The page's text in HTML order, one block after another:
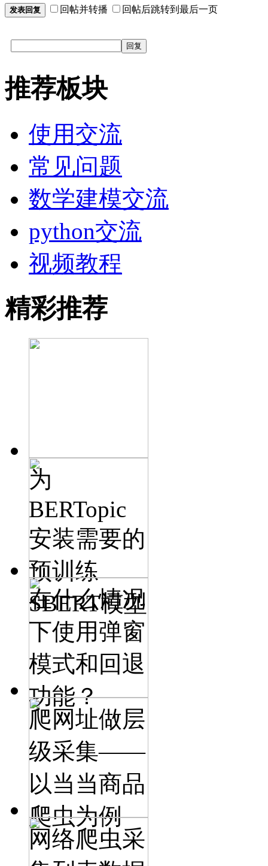
发表回复 回帖并转播 回帖后跳转到最后一页
回复
推荐板块
使用交流
常见问题
数学建模交流
python交流
视频教程
精彩推荐
为
BERTopic
安装需要的
预训练
SBERT模型
在什么情况
下使用弹窗
模式和回退
功能？
爬网址做层
级采集——
以当当商品
爬虫为例
网络爬虫采